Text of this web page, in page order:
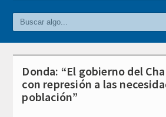
Donda: “El gobierno del
con represión a las
población”